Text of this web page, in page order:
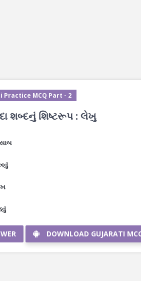
Practice MCQ Part - 2
શબ્દનું શિષ્ટરૂપ : લેખુ
DOWNLOAD GUJARATI